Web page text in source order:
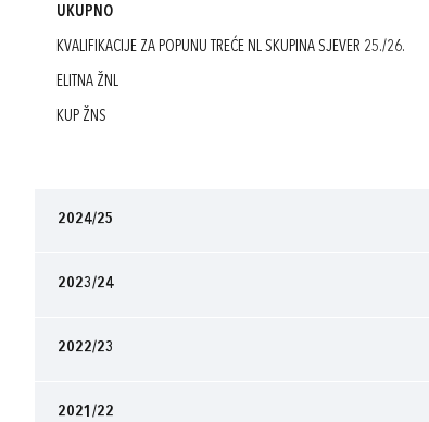
UKUPNO
KVALIFIKACIJE ZA POPUNU TREĆE NL SKUPINA SJEVER 25./26.
ELITNA ŽNL
KUP ŽNS
2024/25
2023/24
2022/23
2021/22